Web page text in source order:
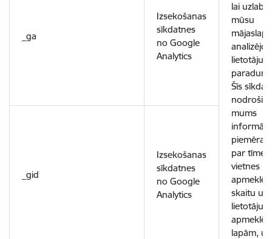
_ga
Izsekošanas
sīkdatnes
no Google
Analytics
lai
mūsu
analizējot
lietotāju
Šīs
mums
par
vietnes
skaitu un
lietotāju
lapām, un
_gid
Izsekošanas
sīkdatnes
no Google
Analytics